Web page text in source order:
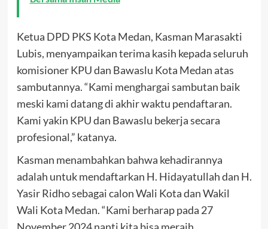
Ketua DPD PKS Kota Medan, Kasman Marasakti
Lubis, menyampaikan terima kasih kepada seluruh
komisioner KPU dan Bawaslu Kota Medan atas
sambutannya. “Kami menghargai sambutan baik
meski kami datang di akhir waktu pendaftaran.
Kami yakin KPU dan Bawaslu bekerja secara
profesional,” katanya.
Kasman menambahkan bahwa kehadirannya
adalah untuk mendaftarkan H. Hidayatullah dan H.
Yasir Ridho sebagai calon Wali Kota dan Wakil
Wali Kota Medan. “Kami berharap pada 27